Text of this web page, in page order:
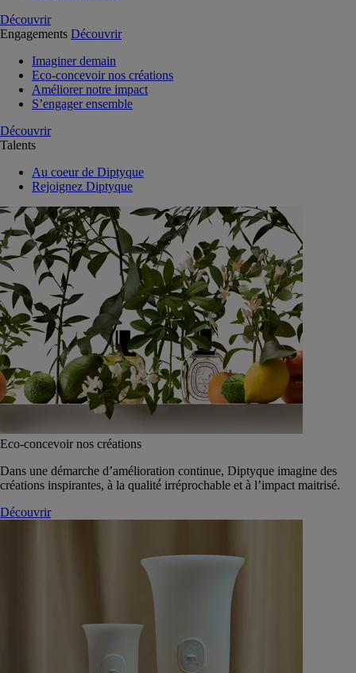
Découvrir
Engagements Découvrir
Imaginer demain
Eco-concevoir nos créations
Améliorer notre impact
S’engager ensemble
Découvrir
Talents
Au coeur de Diptyque
Rejoignez Diptyque
Eco-concevoir nos créations
Dans une démarche d’amélioration continue, Diptyque imagine des
créations inspirantes, à la qualité́ irréprochable et à l’impact maitrisé.
Découvrir